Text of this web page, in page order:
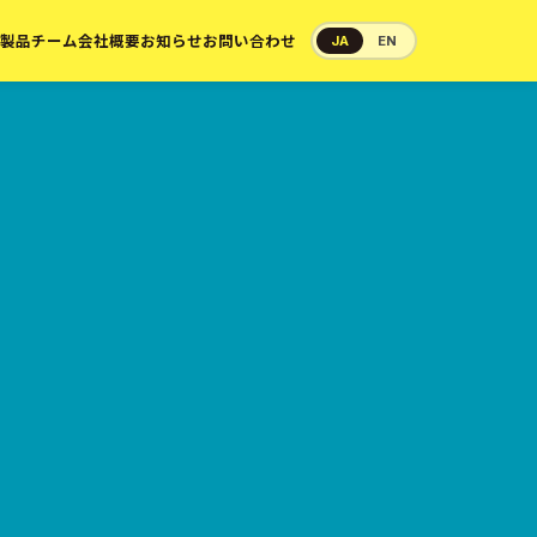
製品チーム会社概要お知らせお問い合わせ JA EN